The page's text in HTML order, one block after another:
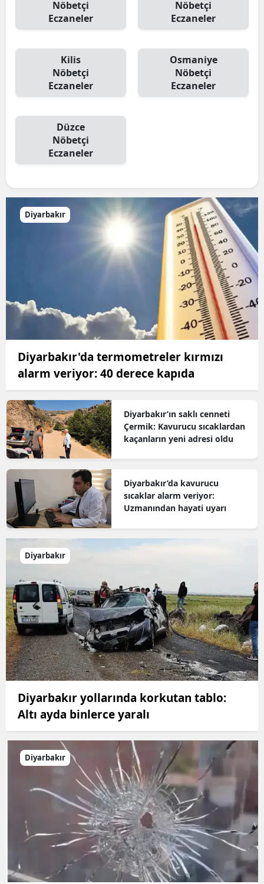
Nöbetçi
Eczaneler
Nöbetçi
Eczaneler
Kilis
Nöbetçi
Eczaneler
Osmaniye
Nöbetçi
Eczaneler
Düzce
Nöbetçi
Eczaneler
Diyarbakır
Diyarbakır'da termometreler kırmızı
alarm veriyor: 40 derece kapıda
Diyarbakır’ın saklı cenneti
Çermik: Kavurucu sıcaklardan
kaçanların yeni adresi oldu
Diyarbakır’da kavurucu
sıcaklar alarm veriyor:
Uzmanından hayati uyarı
Diyarbakır
Diyarbakır yollarında korkutan tablo:
Altı ayda binlerce yaralı
Diyarbakır